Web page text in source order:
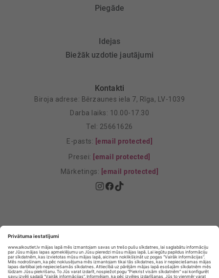
Piegāde
Idejas
Biežāk uzdotie jautājumi
Kontakti
Biroja adrese: Bērzaunes iela 7, Rīga, LV-1039
Darba laiks: 10.00-17.30
Tel: 25661626
E-pasts: [email protected]
Presei: [email protected]
Mārketings: [email protected]
Privātuma Iestatījumi
E-veikala lietošanas noteikumi